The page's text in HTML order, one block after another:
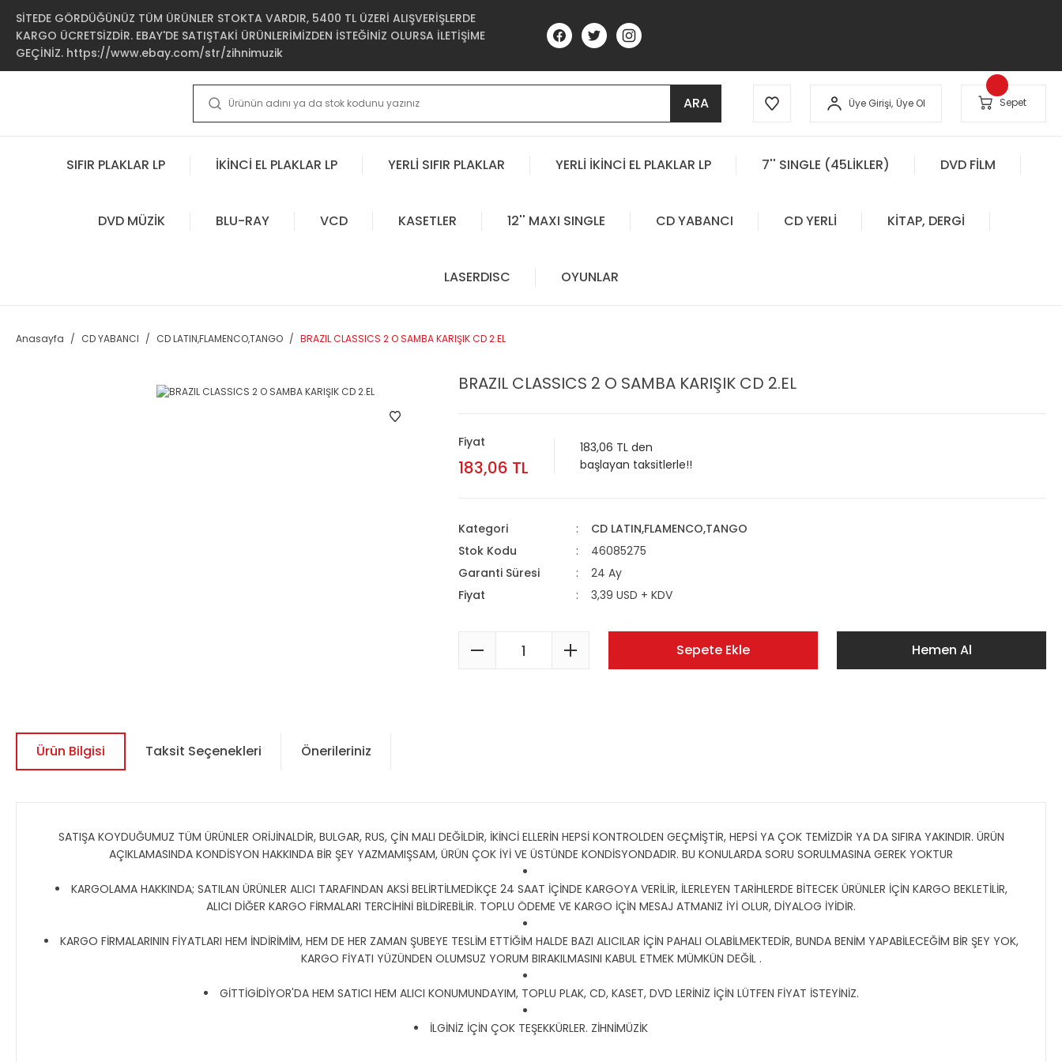
SİTEDE GÖRDÜĞÜNÜZ TÜM ÜRÜNLER STOKTA VARDIR, 5400 TL ÜZERİ ALIŞVERİŞLERDE
KARGO ÜCRETSİZDİR. EBAY'DE SATIŞTAKİ ÜRÜNLERİMİZDEN İSTEĞİNİZ OLURSA İLETİŞİME
GEÇİNİZ. https://www.ebay.com/str/zihnimuzik
ARA Üye Girişi, Üye Ol Sepet
SIFIR PLAKLAR LP İKİNCİ EL PLAKLAR LP YERLİ SIFIR PLAKLAR YERLİ İKİNCİ EL PLAKLAR LP 7'' SINGLE (45LİKLER) DVD FİLM
DVD MÜZİK BLU-RAY VCD KASETLER 12'' MAXI SINGLE CD YABANCI CD YERLİ KİTAP, DERGİ
LASERDISC OYUNLAR
Anasayfa CD YABANCI CD LATIN,FLAMENCO,TANGO BRAZIL CLASSICS 2 O SAMBA KARIŞIK CD 2.EL
BRAZIL CLASSICS 2 O SAMBA KARIŞIK CD 2.EL
Fiyat
183,06 TL
183,06 TL den
başlayan taksitlerle!!
Kategori
CD LATIN,FLAMENCO,TANGO
Stok Kodu
46085275
Garanti Süresi
24 Ay
Fiyat
3,39 USD + KDV
Sepete Ekle Hemen Al
Ürün Bilgisi Taksit Seçenekleri Önerileriniz
SATIŞA KOYDUĞUMUZ TÜM ÜRÜNLER ORİJİNALDİR, BULGAR, RUS, ÇİN MALI DEĞİLDİR, İKİNCİ ELLERİN HEPSİ KONTROLDEN GEÇMİŞTİR, HEPSİ YA ÇOK TEMİZDİR YA DA SIFIRA YAKINDIR. ÜRÜN
AÇIKLAMASINDA KONDİSYON HAKKINDA BİR ŞEY YAZMAMIŞSAM, ÜRÜN ÇOK İYİ VE ÜSTÜNDE KONDİSYONDADIR. BU KONULARDA SORU SORULMASINA GEREK YOKTUR
KARGOLAMA HAKKINDA; SATILAN ÜRÜNLER ALICI TARAFINDAN AKSİ BELİRTİLMEDİKÇE 24 SAAT İÇİNDE KARGOYA VERİLİR, İLERLEYEN TARİHLERDE BİTECEK ÜRÜNLER İÇİN KARGO BEKLETİLİR,
ALICI DİĞER KARGO FİRMALARI TERCİHİNİ BİLDİREBİLİR. TOPLU ÖDEME VE KARGO İÇİN MESAJ ATMANIZ İYİ OLUR, DİYALOG İYİDİR.
KARGO FİRMALARININ FİYATLARI HEM İNDİRİMİM, HEM DE HER ZAMAN ŞUBEYE TESLİM ETTİĞİM HALDE BAZI ALICILAR İÇİN PAHALI OLABİLMEKTEDİR, BUNDA BENİM YAPABİLECEĞİM BİR ŞEY YOK,
KARGO FİYATI YÜZÜNDEN OLUMSUZ YORUM BIRAKILMASINI KABUL ETMEK MÜMKÜN DEĞİL .
GİTTİGİDİYOR'DA HEM SATICI HEM ALICI KONUMUNDAYIM, TOPLU PLAK, CD, KASET, DVD LERİNİZ İÇİN LÜTFEN FİYAT İSTEYİNİZ.
İLGİNİZ İÇİN ÇOK TEŞEKKÜRLER. ZİHNİMÜZİK